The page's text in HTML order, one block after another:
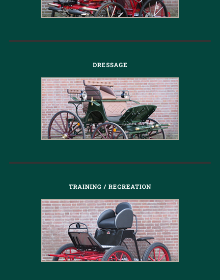
DRESSAGE
TRAINING / RECREATION